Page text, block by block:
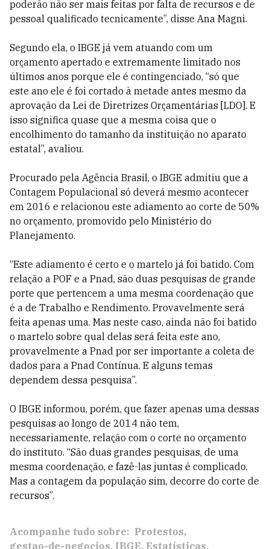
poderão não ser mais feitas por falta de recursos e de
pessoal qualificado tecnicamente”, disse Ana Magni.
Segundo ela, o IBGE já vem atuando com um
orçamento apertado e extremamente limitado nos
últimos anos porque ele é contingenciado, “só que
este ano ele é foi cortado à metade antes mesmo da
aprovação da Lei de Diretrizes Orçamentárias [LDO]. E
isso significa quase que a mesma coisa que o
encolhimento do tamanho da instituição no aparato
estatal”, avaliou.
Procurado pela Agência Brasil, o IBGE admitiu que a
Contagem Populacional só deverá mesmo acontecer
em 2016 e relacionou este adiamento ao corte de 50%
no orçamento, promovido pelo Ministério do
Planejamento.
“Este adiamento é certo e o martelo já foi batido. Com
relação a POF e a Pnad, são duas pesquisas de grande
porte que pertencem a uma mesma coordenação que
é a de Trabalho e Rendimento. Provavelmente será
feita apenas uma. Mas neste caso, ainda não foi batido
o martelo sobre qual delas será feita este ano,
provavelmente a Pnad por ser importante a coleta de
dados para a Pnad Contínua. E alguns temas
dependem dessa pesquisa”.
O IBGE informou, porém, que fazer apenas uma dessas
pesquisas ao longo de 2014 não tem,
necessariamente, relação com o corte no orçamento
do instituto. “São duas grandes pesquisas, de uma
mesma coordenação, e fazê-las juntas é complicado.
Mas a contagem da população sim, decorre do corte de
recursos”.
Acompanhe tudo sobre: Protestos
gestao-de-negocios IBGE Estatísticas